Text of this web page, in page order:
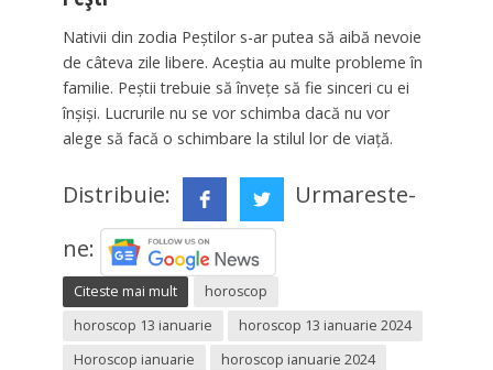
Nativii din zodia Peștilor s-ar putea să aibă nevoie
de câteva zile libere. Aceștia au multe probleme în
familie. Peștii trebuie să învețe să fie sinceri cu ei
înșiși. Lucrurile nu se vor schimba dacă nu vor
alege să facă o schimbare la stilul lor de viață.
Distribuie:
Urmareste-
ne:
Citeste mai mult
horoscop
horoscop 13 ianuarie
horoscop 13 ianuarie 2024
Horoscop ianuarie
horoscop ianuarie 2024